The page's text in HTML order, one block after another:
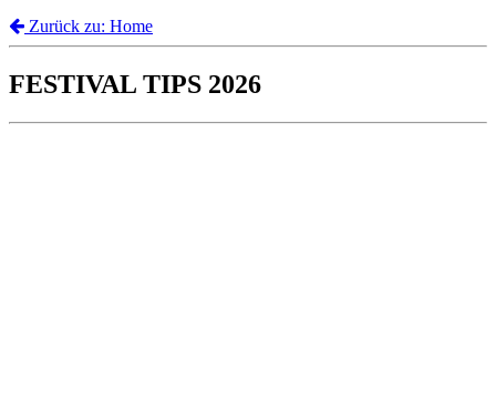
Zurück zu: Home
FESTIVAL TIPS 2026